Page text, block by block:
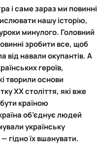
мов
України
пам'ятки
діяльність
комплекс, лісове і
ветеринарна
України
НТЗ
НУБіП України
НУБіП України (English)
науково-
та організації
технічних заходів
послуг
«Голосіївська ініціатива
та працівники
України
і професори НУБіП України
кур'єр
університету
з питань запобігання
України
правові акти
акти НУБіП України
НАЗК
НАЗК
заходи
і саме зараз ми повинні
нашу історію,
минулого. Головний
зробити все, щоб
від навали окупантів. А
героїв,
творили основи
ХХ століття, які вже
країною
об’єднує людей
українську
гідно їх вшанувати.